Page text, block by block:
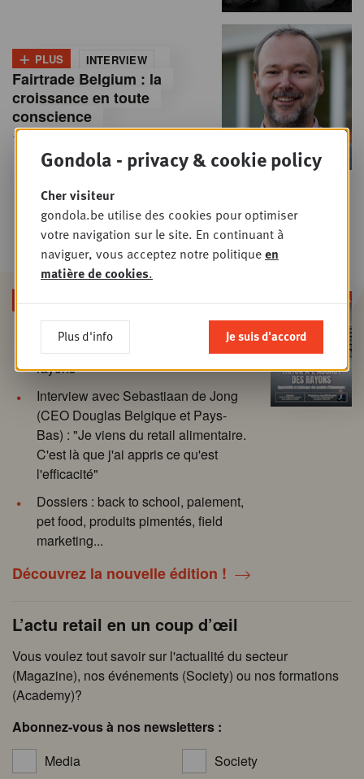
+ PLUS INTERVIEW
Fairtrade Belgium : la
croissance en toute
conscience
17 DÉCEMBRE 2018
À la une : TikTok à l'assaut des
rayons
Interview avec Sebastiaan de Jong
(CEO Douglas Belgique et Pays-
Bas) : "Je viens du retail alimentaire.
C'est là que j'ai appris ce qu'est
l'efficacité"
Dossiers : back to school, paiement,
pet food, produits pimentés, field
marketing...
Découvrez la nouvelle édition !
L’actu retail en un coup d’œil
Vous voulez tout savoir sur l'actualité du secteur
(Magazine), nos événements (Society) ou nos formations
(Academy)?
Abonnez-vous à nos newsletters :
Media
Society
Gondola - privacy & cookie policy
Cher visiteur
gondola.be utilise des cookies pour optimiser
votre navigation sur le site. En continuant à
naviguer, vous acceptez notre politiqueen
matière de cookies.
Plus d'info Je suis d'accord